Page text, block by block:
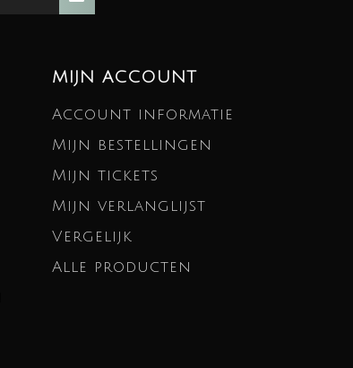
MIJN ACCOUNT
Account informatie
Mijn bestellingen
Mijn tickets
Mijn verlanglijst
Vergelijk
Alle producten